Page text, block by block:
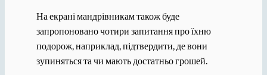
На екрані мандрівникам також буде
запропоновано чотири запитання про їхню
подорож, наприклад, підтвердити, де вони
зупиняться та чи мають достатньо грошей.